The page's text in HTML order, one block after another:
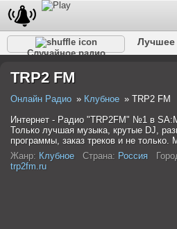
Случайное радио
Лучшее
Разговорное
TRP2 FM
Онлайн Радио Клубное
TRP2 FM
Интернет - Радио "TRP2FM" №1 в
Только лучшая музыка, крутые DJ,
программы, заказ треков и не только.
Жанр: Клубное Страна: Россия
trp2fm.ru